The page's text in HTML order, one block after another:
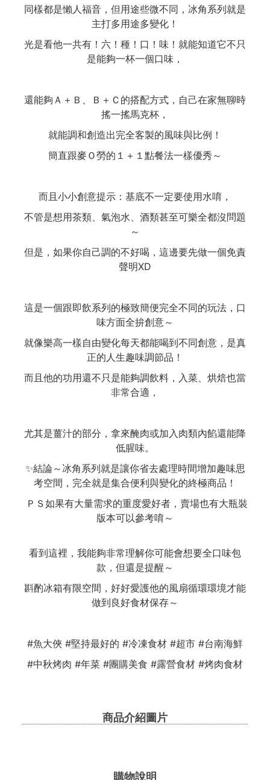
同樣都是懶人福音，但用途些微不同，冰角系列就是
主打多用途多變化！
光是看他一共有！六！種！口！味！就能知道它不只
是能夠一杯一個口味，
還能夠Ａ＋Ｂ、Ｂ＋Ｃ的搭配方式，自己在家無聊時
搖一搖馬克杯，
就能調和創造出完全客製的風味與比例！
簡直跟麥Ｏ勞的１＋１點餐法一樣優秀～
而且小小創意提示：基底不一定要使用水唷，
不管是想用茶類、氣泡水、酒類甚至可樂全都沒問題
～
但是，如果你自己調的不好喝，這邊要先做一個免責
聲明XD
這是一個跟即飲系列的極致簡便完全不同的玩法，口
味方面全拚創意～
就像樂高一樣自由變化每天都能喝到不同創意，是真
正的人生趣味調節品！
而且他的功用還不只是能夠調飲料，入菜、烘焙也當
非常合適，
尤其是薑汁的部分，拿來醃肉或加入肉類內餡還能降
低腥味。
✨結論～冰角系列就是讓你省去處理時間增加趣味思
考空間，完全就是集合便利與變化的終極商品！
ＰＳ如果有大量需求的重度愛好者，賣場也有大瓶裝
版本可以參考唷～
看到這裡，我能夠非常理解你可能會想要全口味包
款，但還是提醒～
斟酌冰箱有限空間，好好愛護他的風扇循環環境才能
做到良好食材保存～
#魚大俠 #堅持最好的 #冷凍食材 #超市 #台南海鮮
#中秋烤肉 #年菜 #團購美食 #露營食材 #烤肉食材
商品介紹圖片
購物說明